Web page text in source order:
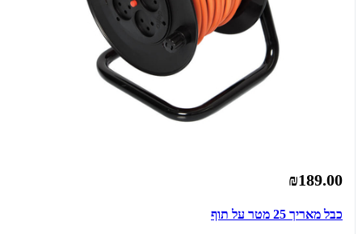
₪189.00
כבל מאריך 25 מטר על תוף